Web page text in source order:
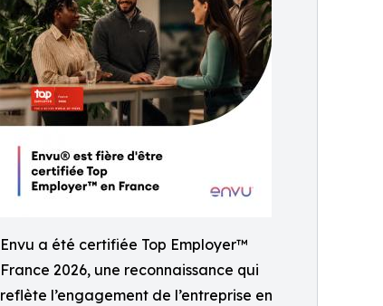
Envu a été certifiée Top Employer™️
France 2026, une reconnaissance qui
reflète l’engagement de l’entreprise en